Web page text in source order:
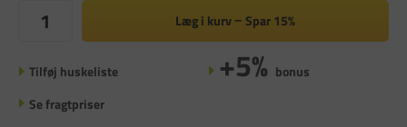
Læg i kurv Spar 15%
Tilføj huskeliste +5% bonus
Se fragtpriser